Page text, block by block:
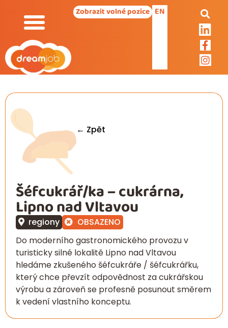
Zobrazit volné pozice EN
← Zpět
Šéfcukrář/ka – cukrárna,
Lipno nad Vltavou
regiony
OBSAZENO
Do moderního gastronomického provozu v
turisticky silné lokalitě Lipno nad Vltavou
hledáme zkušeného šéfcukráře / šéfcukrářku,
který chce převzít odpovědnost za cukrářskou
výrobu a zároveň se profesně posunout směrem
k vedení vlastního konceptu.